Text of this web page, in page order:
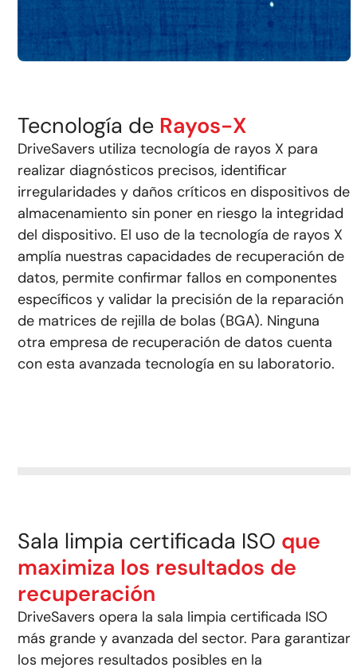
Tecnología de Rayos-X
DriveSavers utiliza tecnología de rayos X para
realizar diagnósticos precisos, identificar
irregularidades y daños críticos en dispositivos de
almacenamiento sin poner en riesgo la integridad
del dispositivo. El uso de la tecnología de rayos X
amplía nuestras capacidades de recuperación de
datos, permite confirmar fallos en componentes
específicos y validar la precisión de la reparación
de matrices de rejilla de bolas (BGA). Ninguna
otra empresa de recuperación de datos cuenta
con esta avanzada tecnología en su laboratorio.
Sala limpia certificada ISO que
maximiza los resultados de
recuperación
DriveSavers opera la sala limpia certificada ISO
más grande y avanzada del sector. Para garantizar
los mejores resultados posibles en la